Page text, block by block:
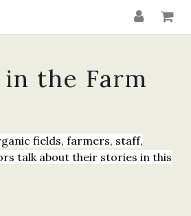
the Farm
fields, farmers, staff,
talk about their stories in this